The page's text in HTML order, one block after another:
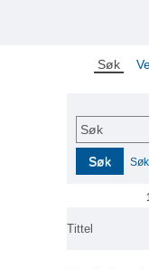
Søk
Søk
Søk
Tittel